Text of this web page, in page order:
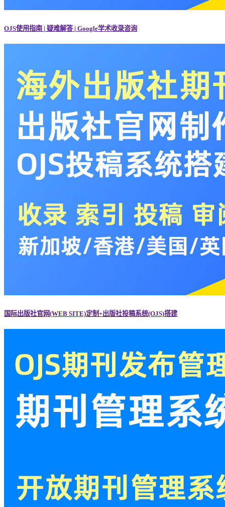
OJS使用指南 | 疑难解答 | Google学术收录咨询
国际出版社官网(WEB SITE)定制+出版社投稿系统(OJS)搭建